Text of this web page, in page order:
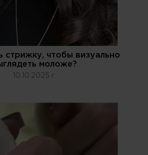
стрижку, чтобы визуально
моложе?
10.10.2025 г.